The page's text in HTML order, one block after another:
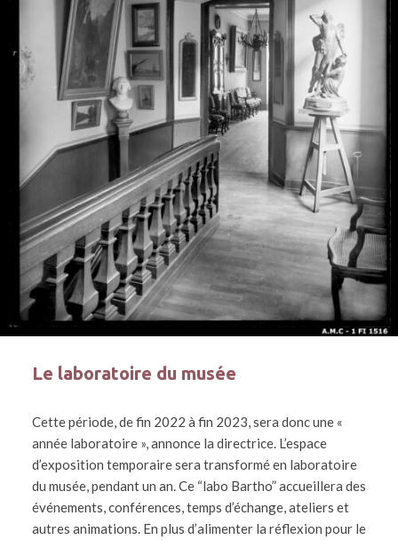
Le laboratoire du musée
Cette période, de fin 2022 à fin 2023, sera donc une «
année laboratoire », annonce la directrice. L’espace
d’exposition temporaire sera transformé en laboratoire
du musée, pendant un an. Ce “labo Bartho” accueillera des
événements, conférences, temps d’échange, ateliers et
autres animations. En plus d’alimenter la réflexion pour le